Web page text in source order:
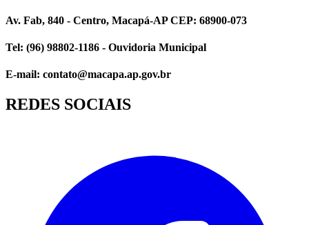
Av. Fab, 840 - Centro, Macapá-AP CEP: 68900-073
Tel: (96) 98802-1186 - Ouvidoria Municipal
E-mail: contato@macapa.ap.gov.br
REDES SOCIAIS